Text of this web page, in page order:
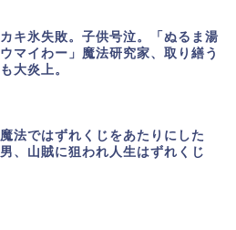
カキ氷失敗。子供号泣。「ぬるま湯
ウマイわー」魔法研究家、取り繕う
も大炎上。
魔法ではずれくじをあたりにした
男、山賊に狙われ人生はずれくじ